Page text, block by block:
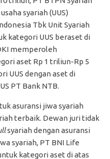
syariah (UUS)
Tbk Unit Syariah
kategori UUS beraset di
memperoleh
aset Rp 1 triliun-Rp 5
UUS dengan aset di
PT Bank NTB.
asuransi jiwa syariah
terbaik. Dewan juri tidak
syariah dengan asuransi
syariah, PT BNI Life
kategori aset di atas